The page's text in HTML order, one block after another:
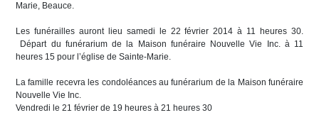
Marie, Beauce.
Les funérailles auront lieu samedi le 22 février 2014 à 11 heures 30.
Départ du funérarium de la Maison funéraire Nouvelle Vie Inc. à 11
heures 15 pour l’église de Sainte-Marie.
La famille recevra les condoléances au funérarium de la Maison funéraire
Nouvelle Vie Inc.
Vendredi le 21 février de 19 heures à 21 heures 30